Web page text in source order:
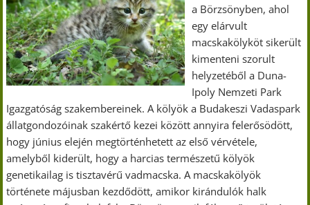
a Börzsönyben, ahol
egy elárvult
macskakölyköt sikerült
kimenteni szorult
helyzetéből a Duna-
Ipoly Nemzeti Park
Igazgatóság szakembereinek. A kölyök a Budakeszi Vadaspark
állatgondozóinak szakértő kezei között annyira felerősödött,
hogy június elején megtörténhetett az első vérvétele,
amelyből kiderült, hogy a harcias természetű kölyök
genetikailag is tisztavérű vadmacska. A macskakölyök
története májusban kezdődött, amikor kirándulók halk